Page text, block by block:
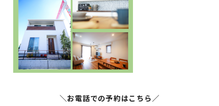
＼お電話での予約はこちら／